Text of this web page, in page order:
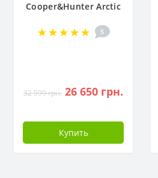
Cooper&Hunter Arctic
NG (WI-FI)
5
32 599 грн. 26 650 грн.
Купить